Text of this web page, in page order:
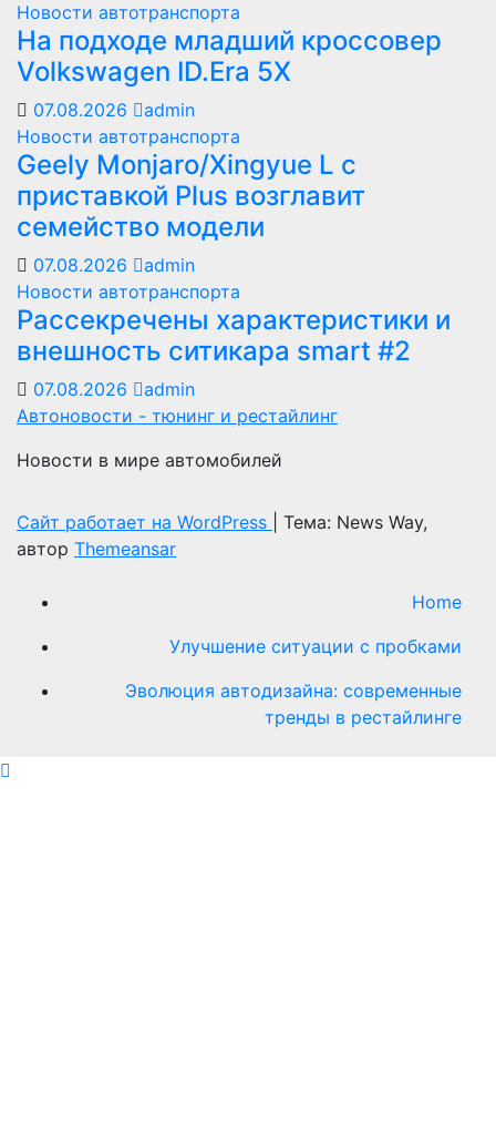
Новости автотранспорта
На подходе младший кроссовер
Volkswagen ID.Era 5X
07.08.2026
admin
Новости автотранспорта
Geely Monjaro/Xingyue L с
приставкой Plus возглавит
семейство модели
07.08.2026
admin
Новости автотранспорта
Рассекречены характеристики и
внешность ситикара smart #2
07.08.2026
admin
Автоновости - тюнинг и рестайлинг
Новости в мире автомобилей
Сайт работает на WordPress
Тема: News Way,
автор Themeansar
Home
Улучшение ситуации с пробками
Эволюция автодизайна: современные
тренды в рестайлинге